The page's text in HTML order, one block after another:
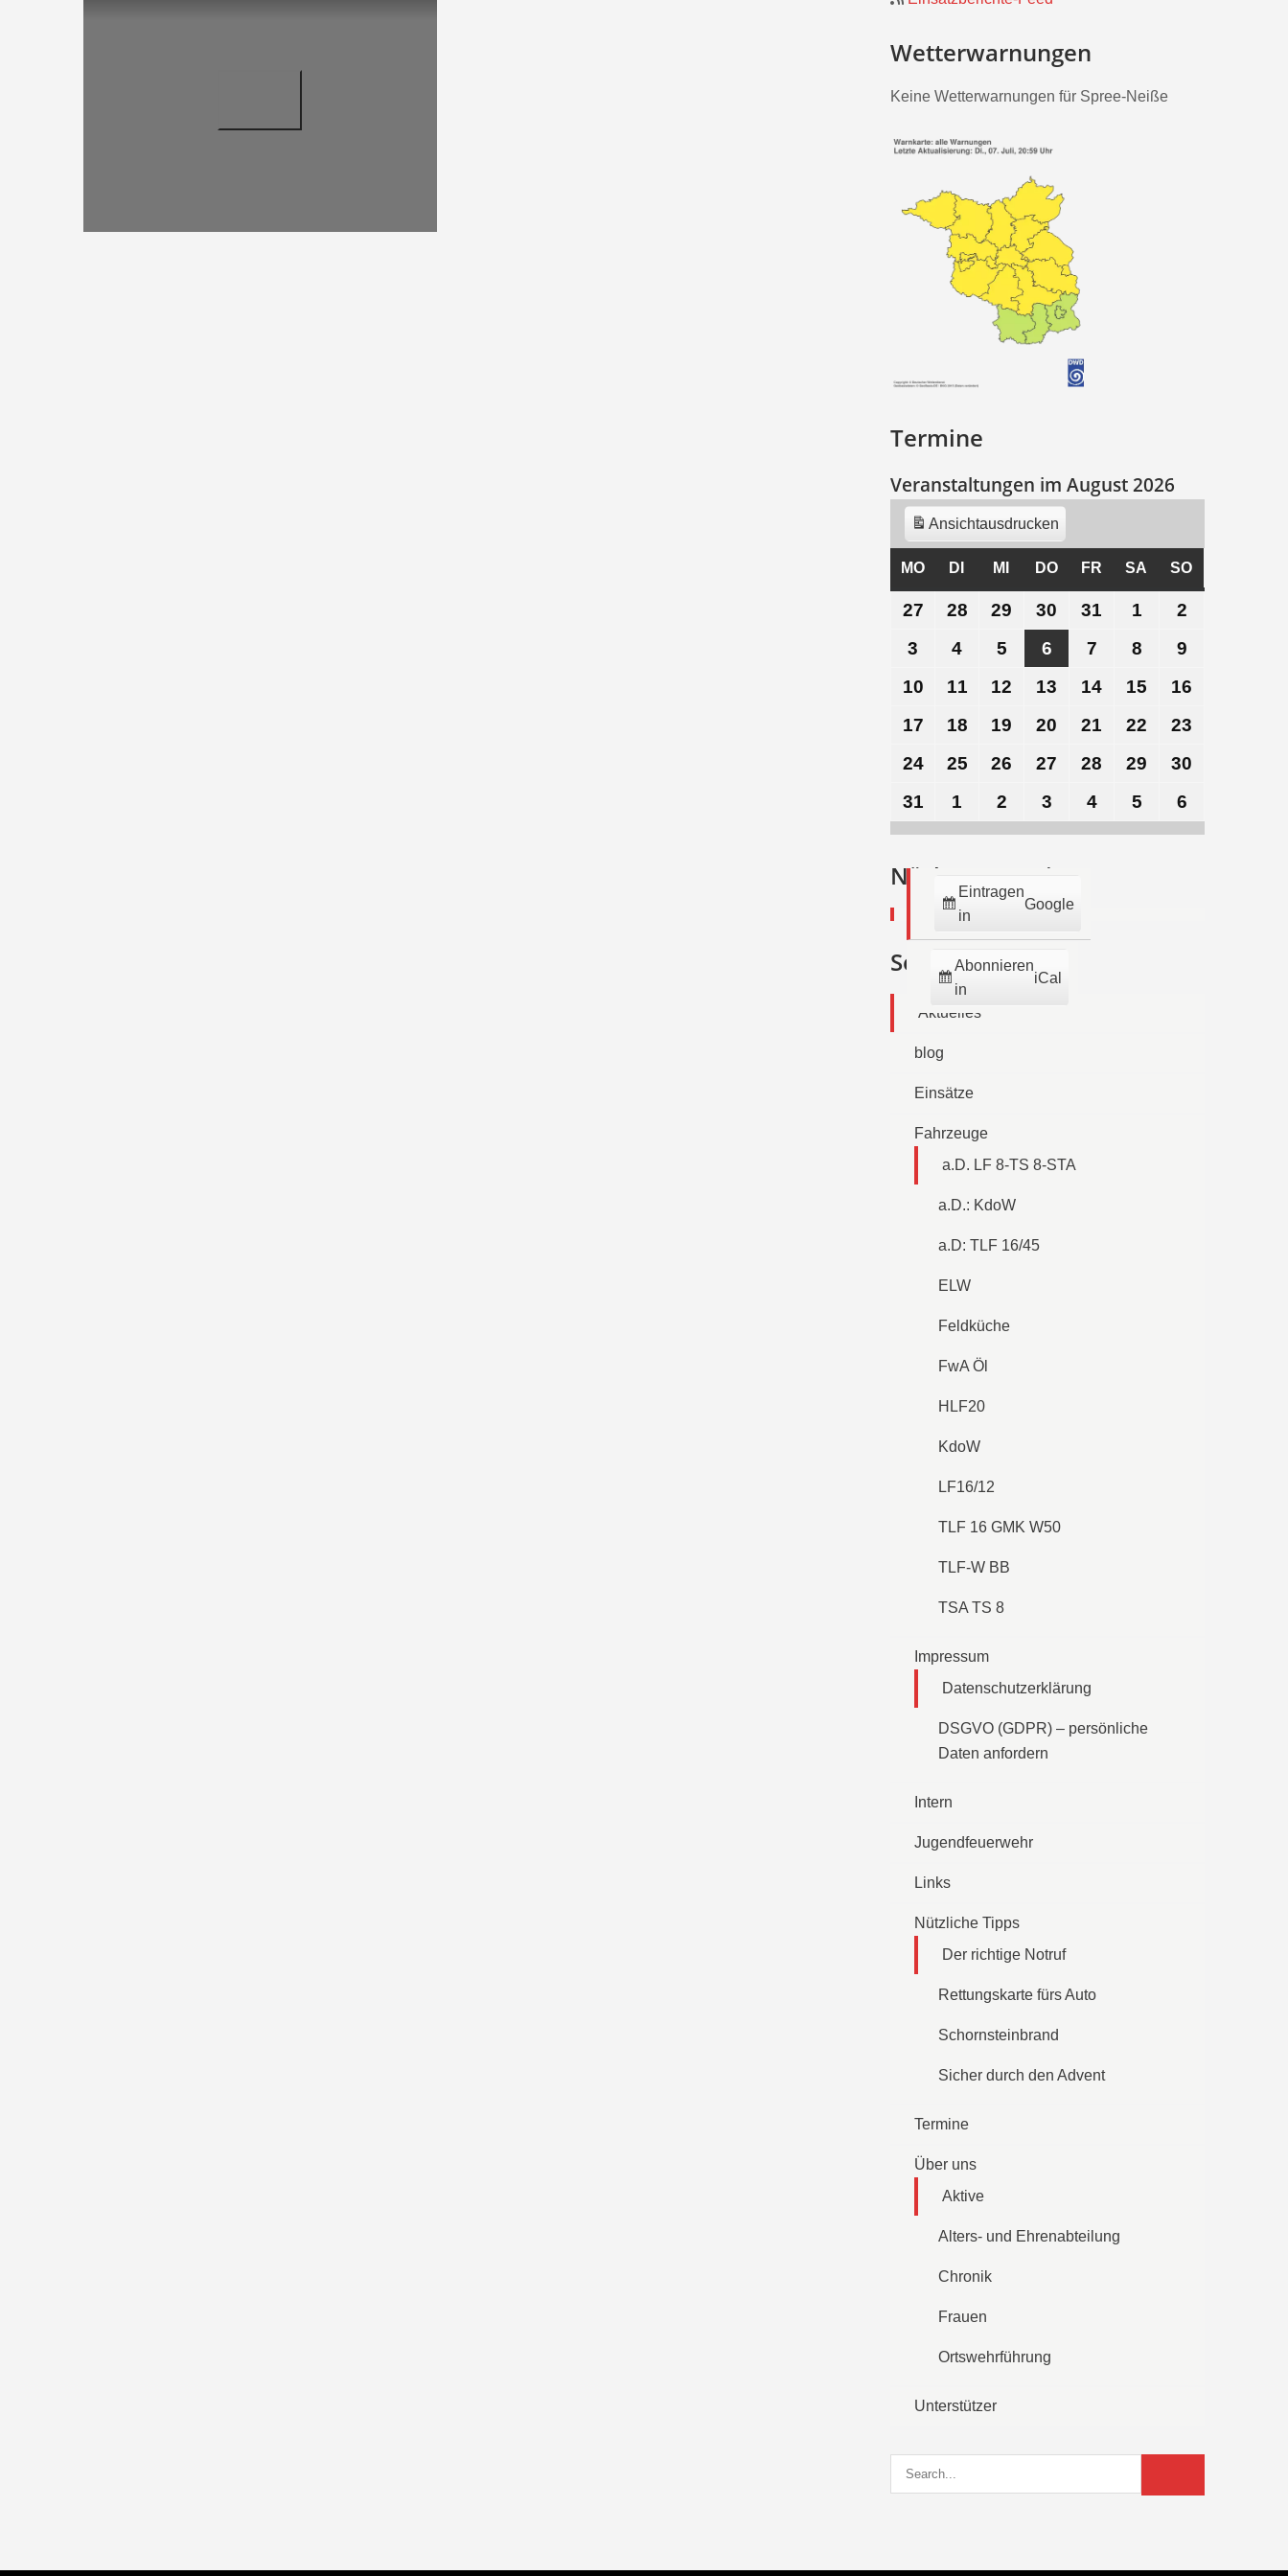
Wetterwarnungen
Keine Wetterwarnungen für Spree-Neiße
Termine
Veranstaltungen im August 2026
Ansichtausdrucken
MOMONTAG
DI DIENSTAG
MI MITTWOCH
DODONNERSTAG
FR FREITAG
SA SAMSTAG
SO
27 27.28 28.
Juli
29 29.
Juli
2026
30 30.
Juli
2026
31
Juli
1
August
2
3
August
4
August
5
August
6
August
7
August
8
August
9
August
10 10.
August
11 11.
August
12 12.
August
13 13.
August
14 14.
August
15 15.
August
16
17 17.
August
18 18.
August
19 19.
August
20 20.
August
21 21.
August
22 22.
August
23
2424.
August
2026
25 25.
August
2026
26 26.
August
2026
27 27.
August
2026
28 28.
August
2026
29 29.
August
2026
30
2026
31
August
1
September
2
September
3
September
44.
September
5
September
6
September
Eintragen
in
Google
Abonnieren
in
iCal
Nächste Termine:
Seiten
Aktuelles
blog
Einsätze
Fahrzeuge
a.D. LF 8-TS 8-STA
a.D.: KdoW
a.D: TLF 16/45
ELW
Feldküche
FwA Öl
HLF20
KdoW
LF16/12
TLF 16 GMK W50
TLF-W BB
TSA TS 8
Impressum
Datenschutzerklärung
DSGVO (GDPR) – persönliche
Daten anfordern
Intern
Jugendfeuerwehr
Links
Nützliche Tipps
Der richtige Notruf
Rettungskarte fürs Auto
Schornsteinbrand
Sicher durch den Advent
Termine
Über uns
Aktive
Alters- und Ehrenabteilung
Chronik
Frauen
Ortswehrführung
Unterstützer